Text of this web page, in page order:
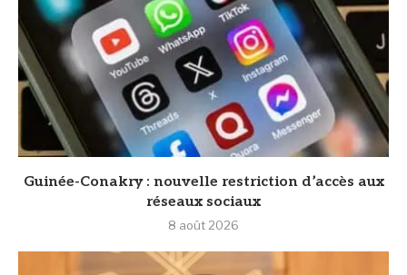
Guinée-Conakry : nouvelle restriction d’accès aux
réseaux sociaux
8 août 2026